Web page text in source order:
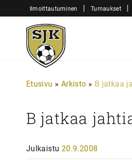
sisältöön
Ilmoittautuminen | Turnaukset |
Sjk-
Juniorit
Etusivu » Arkisto » B jatkaa
B jatkaa
Julkaistu 20.9.2008